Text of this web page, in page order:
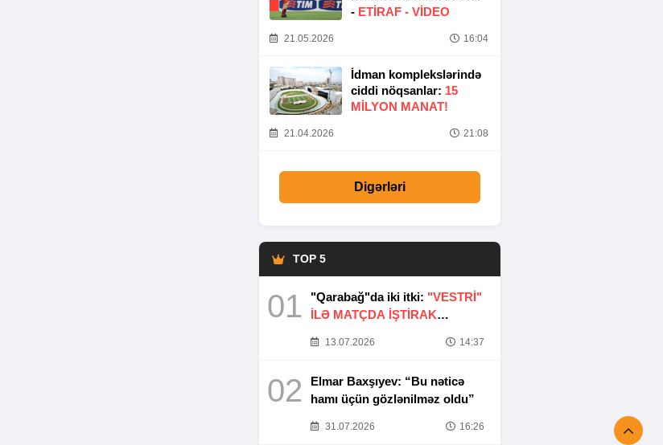
- ETIRAF - VİDEO
21.05.2026 16:04
İdman komplekslərində
ciddi nöqsanlar: 15
MILYON MANAT!
21.04.2026 21:08
Digərləri
TOP 5
01 "Qarabağ"da iki itki: "VESTRİ"
İLƏ MATÇDA İŞTİRAK
13.07.2026 14:37
02
Elmar Baxşıyev: “Bu nəticə
hamı üçün gözlənilməz oldu”
31.07.2026 16:26